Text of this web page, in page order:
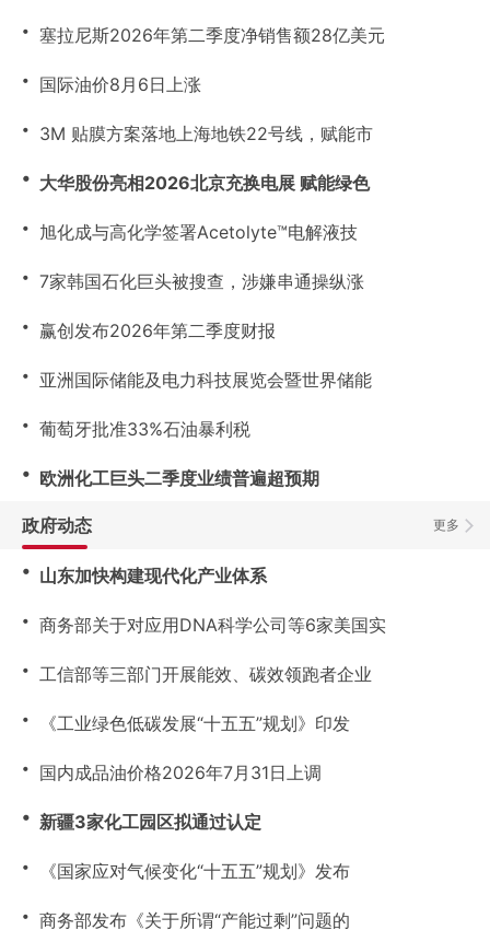
・ 塞拉尼斯2026年第二季度净销售额28亿美元
・ 国际油价8月6日上涨
・ 3M 贴膜方案落地上海地铁22号线，赋能市
・ 大华股份亮相2026北京充换电展 赋能绿色
・ 旭化成与高化学签署Acetolyte™电解液技
・ 7家韩国石化巨头被搜查，涉嫌串通操纵涨
・ 赢创发布2026年第二季度财报
・ 亚洲国际储能及电力科技展览会暨世界储能
・ 葡萄牙批准33%石油暴利税
・ 欧洲化工巨头二季度业绩普遍超预期
更多
政府动态
・ 山东加快构建现代化产业体系
・ 商务部关于对应用DNA科学公司等6家美国实
・ 工信部等三部门开展能效、碳效领跑者企业
・ 《工业绿色低碳发展“十五五”规划》印发
・ 国内成品油价格2026年7月31日上调
・ 新疆3家化工园区拟通过认定
・ 《国家应对气候变化“十五五”规划》发布
・ 商务部发布《关于所谓“产能过剩”问题的